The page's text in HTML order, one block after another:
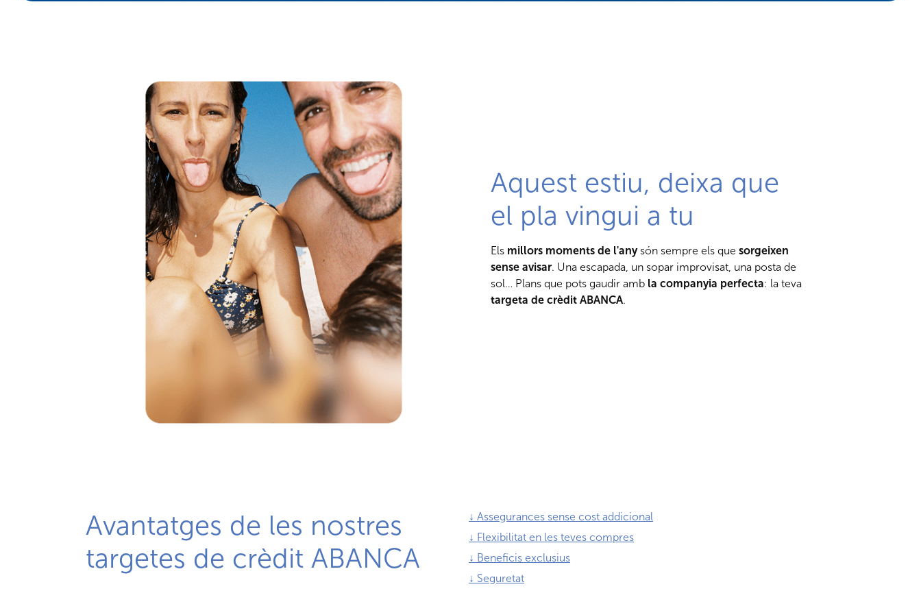
Aquest estiu, deixa que
el pla vingui a tu
Els millors moments de l'anysón sempre els que sorgeixen
sense avisar. Una escapada, un sopar improvisat, una posta de
sol… Plans que pots gaudir amb la companyia perfecta: la teva
targeta de crèdit ABANCA.
Avantatges de les nostres
targetes de crèdit ABANCA
↓ Assegurances sense cost addicional
↓ Flexibilitat en les teves compres
↓ Beneficis exclusius
↓ Seguretat